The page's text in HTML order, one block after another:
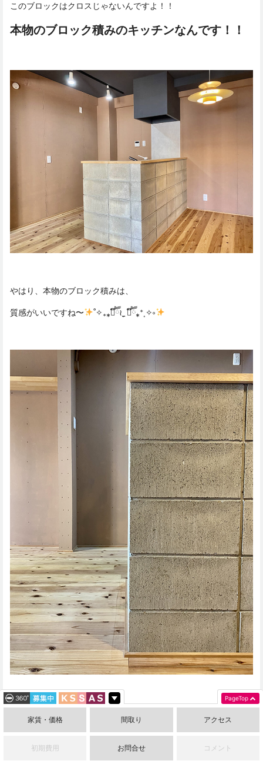
このブロックはクロスじゃないんですよ！！
本物のブロック積みのキッチンなんです！！
やはり、本物のブロック積みは、
質感がいいですね〜 ˚✧₊⁎❝᷀ົཽ≀ˍ̮ ❝᷀ົཽ⁎⁺˳✧༚
床材の無垢のフローリングとも相性バッチリです！
家賃・価格 間取り アクセス
初期費用 お問合せ コメント
PageTop